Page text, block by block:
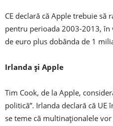
CE declară că Apple trebuie
pentru perioada 2003-2013,
de euro plus dobânda de 1
Irlanda și Apple
Tim Cook, de la Apple,
politică”. Irlanda declară că UE
se teme că multinaționalele